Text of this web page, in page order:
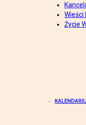
Wieści
Życie